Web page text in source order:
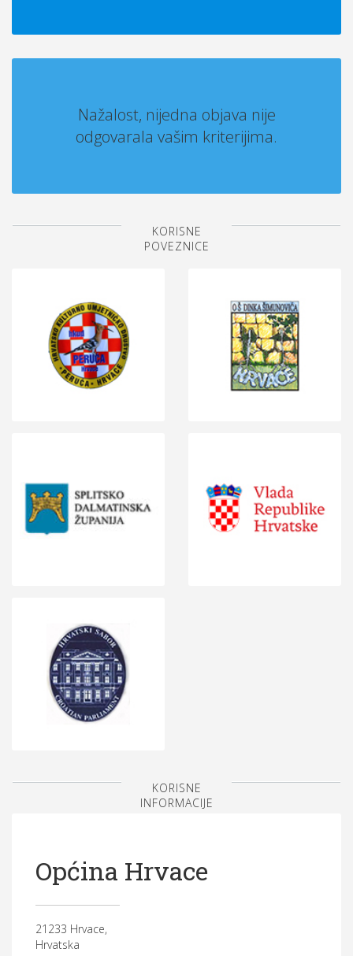
Nažalost, nijedna objava nije
odgovarala vašim kriterijima.
KORISNE
POVEZNICE
KORISNE
INFORMACIJE
Općina Hrvace
21233 Hrvace,
Hrvatska